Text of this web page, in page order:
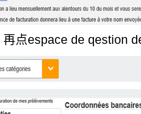
再点espace de qestion